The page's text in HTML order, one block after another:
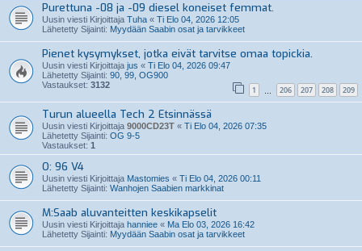
Purettuna -08 ja -09 diesel koneiset femmat.
Uusin viesti Kirjoittaja Tuha « Ti Elo 04, 2026 12:05
Lähetetty Sijainti: Myydään Saabin osat ja tarvikkeet
Pienet kysymykset, jotka eivät tarvitse omaa topickia.
Uusin viesti Kirjoittaja jus « Ti Elo 04, 2026 09:47
Lähetetty Sijainti: 90, 99, OG900
Vastaukset: 3132 1 206 207 208 209
Turun alueella Tech 2 Etsinnässä
Uusin viesti Kirjoittaja 9000CD23T « Ti Elo 04, 2026 07:35
Lähetetty Sijainti: OG 9-5
Vastaukset: 1
O: 96 V4
Uusin viesti Kirjoittaja Mastomies « Ti Elo 04, 2026 00:11
Lähetetty Sijainti: Wanhojen Saabien markkinat
M:Saab aluvanteitten keskikapselit
Uusin viesti Kirjoittaja hanniee « Ma Elo 03, 2026 16:42
Lähetetty Sijainti: Myydään Saabin osat ja tarvikkeet